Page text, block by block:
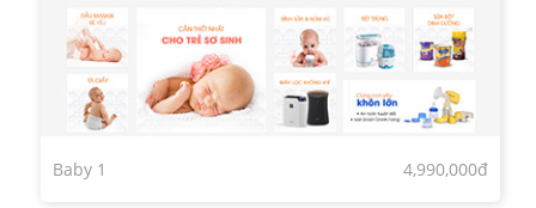
Baby 1 4,990,000đ